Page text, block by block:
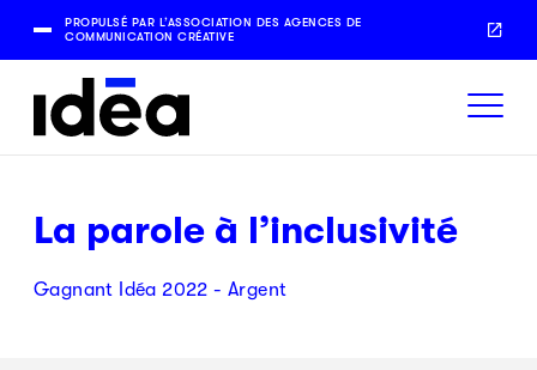
PROPULSÉ PAR L’ASSOCIATION DES AGENCES DE
COMMUNICATION CRÉATIVE
La parole à l’inclusivité
Gagnant Idéa 2022 - Argent